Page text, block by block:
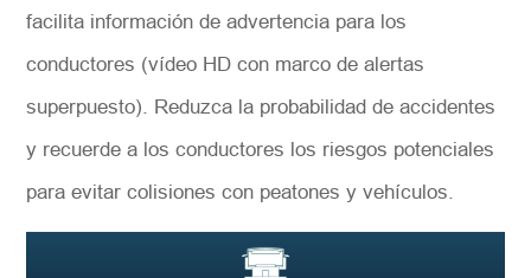
facilita información de advertencia para los
conductores (vídeo HD con marco de alertas
superpuesto). Reduzca la probabilidad de accidentes
y recuerde a los conductores los riesgos potenciales
para evitar colisiones con peatones y vehículos.